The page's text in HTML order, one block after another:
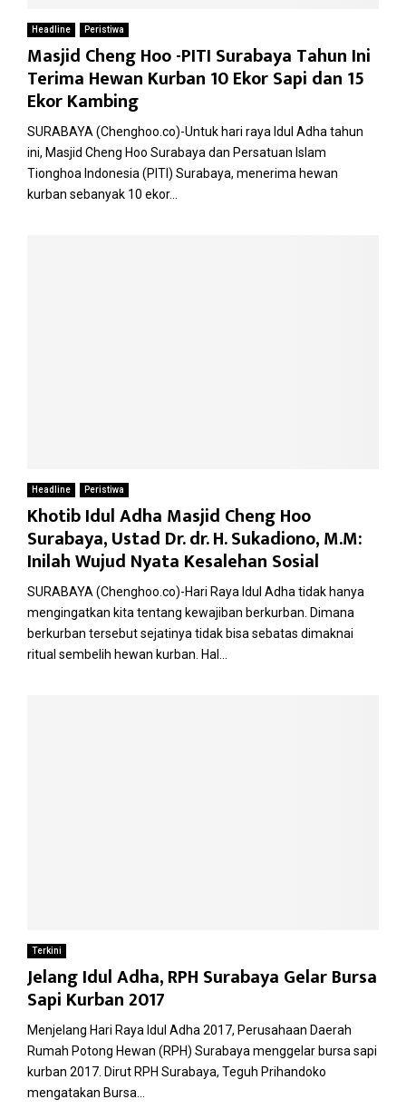
Headline Peristiwa
Masjid Cheng Hoo -PITI Surabaya Tahun Ini
Terima Hewan Kurban 10 Ekor Sapi dan 15
Ekor Kambing
SURABAYA (Chenghoo.co)-Untuk hari raya Idul Adha tahun
ini, Masjid Cheng Hoo Surabaya dan Persatuan Islam
Tionghoa Indonesia (PITI) Surabaya, menerima hewan
kurban sebanyak 10 ekor...
Headline Peristiwa
Khotib Idul Adha Masjid Cheng Hoo
Surabaya, Ustad Dr. dr. H. Sukadiono, M.M:
Inilah Wujud Nyata Kesalehan Sosial
SURABAYA (Chenghoo.co)-Hari Raya Idul Adha tidak hanya
mengingatkan kita tentang kewajiban berkurban. Dimana
berkurban tersebut sejatinya tidak bisa sebatas dimaknai
ritual sembelih hewan kurban. Hal...
Terkini
Jelang Idul Adha, RPH Surabaya Gelar Bursa
Sapi Kurban 2017
Menjelang Hari Raya Idul Adha 2017, Perusahaan Daerah
Rumah Potong Hewan (RPH) Surabaya menggelar bursa sapi
kurban 2017. Dirut RPH Surabaya, Teguh Prihandoko
mengatakan Bursa...